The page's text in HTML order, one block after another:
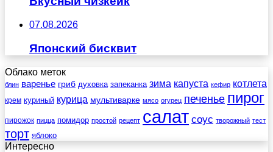
07.08.2026
Японский бисквит
Облако меток
блин варенье гриб духовка запеканка зима капуста кефир котлета
крем куриный курица мультиварке мясо огурец печенье пирог
пирожок пицца помидор простой рецепт салат соус творожный тест
торт яблоко
Интересно